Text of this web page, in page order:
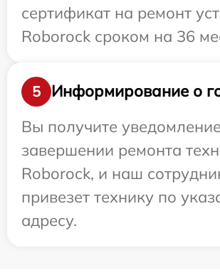
сертификат на ремонт
Roborock сроком на 36
5
Информирование о
Вы получите
завершении ремонта
Roborock, и наш
привезет технику по
адресу.